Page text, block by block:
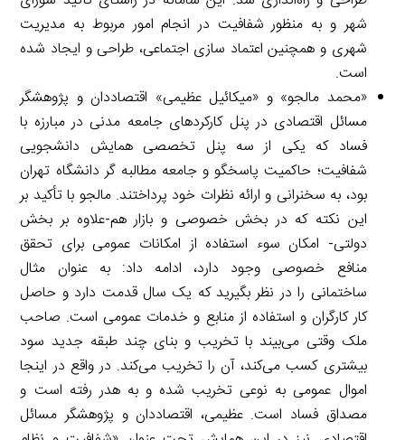
شهر و به منظور شفافیت در انجام امور مربوط به مدیریت
شهری و همچنین اعتماد سازی اجتماعی، طراحی و ایجاد شده
است.
«محمد مالجو» و «میکائیل عظیمی» اقتصاددان و پژوهشگر
مسائل اقتصادی در پنل کارکردهای جامعه مدنی در مبارزه با
فساد که یکی از سه پنل تخصصی همایش دانشجویی
شفافیت؛ حاکمیت پاسخگو و جامعه مطالبه گر دانشگاه تهران
بود، به سخنرانی و ارائه نظرات خود پرداختند. مالجو با تأکید بر
این نکته که در بخش خصوصی و بازار هم-علاوه بر بخش
دولتی- امکان سوء استفاده از امکانات عمومی برای تحقق
منافع خصوصی وجود دارد، ادامه داد: به عنوان مثال
ساختمانی را در نظر بگیرید که یک سال قدمت دارد و حاصل
کار کارگران و استفاده از منابع و خدمات عمومی است. صاحب
ملک وقتی می‌بیند با تخریب و بنای چند طبقه جدید سود
بیشتری کسب می‌کند، آن را تخریب می‌کند. در واقع در اینجا
اموال عمومی به نوعی تخریب شده و به هدر رفته است و
مصداق فساد است. عظیمی، اقتصاددان و پژوهشگر مسائل